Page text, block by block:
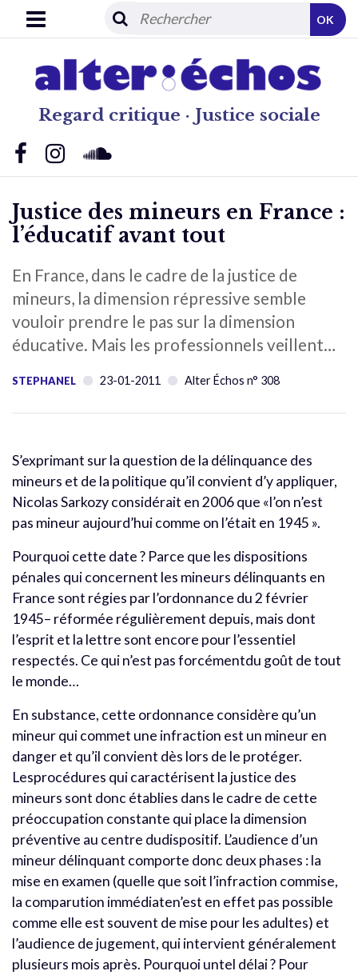
Regard critique · Justice sociale
OK
Justice des mineurs en France :
l’éducatif avant tout
En France, dans le cadre de la justice de
mineurs, la dimension répressive semble
vouloir prendre le pas sur la dimension
éducative. Mais les professionnels veillent…
STEPHANEL 23-01-2011 Alter Échos n° 308
S’exprimant sur la question de la délinquance des
mineurs et de la politique qu’il convient d’y appliquer,
Nicolas Sarkozy considérait en 2006 que «l’on n’est
pas mineur aujourd’hui comme on l’était en 1945 ».
Pourquoi cette date ? Parce que les dispositions
pénales qui concernent les mineurs délinquants en
France sont régies par l’ordonnance du 2 février
1945– réformée régulièrement depuis, mais dont
l’esprit et la lettre sont encore pour l’essentiel
respectés. Ce qui n’est pas forcémentdu goût de tout
le monde…
En substance, cette ordonnance considère qu’un
mineur qui commet une infraction est un mineur en
danger et qu’il convient dès lors de le protéger.
Lesprocédures qui caractérisent la justice des
mineurs sont donc établies dans le cadre de cette
préoccupation constante qui place la dimension
préventive au centre dudispositif. L’audience d’un
mineur délinquant comporte donc deux phases : la
mise en examen (quelle que soit l’infraction commise,
la comparution immédiaten’est en effet pas possible
comme elle est souvent de mise pour les adultes) et
l’audience de jugement, qui intervient généralement
plusieurs mois après. Pourquoi untel délai ? Pour